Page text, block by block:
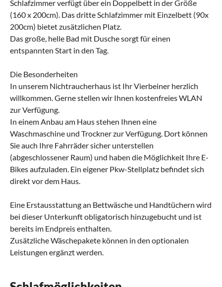
Schlafzimmer verfügt über ein Doppelbett in der Größe
(160 x 200cm). Das dritte Schlafzimmer mit Einzelbett (90x
200cm) bietet zusätzlichen Platz.
Das große, helle Bad mit Dusche sorgt für einen
entspannten Start in den Tag.
Die Besonderheiten
In unserem Nichtraucherhaus ist Ihr Vierbeiner herzlich
willkommen. Gerne stellen wir Ihnen kostenfreies WLAN
zur Verfügung.
In einem Anbau am Haus stehen Ihnen eine
Waschmaschine und Trockner zur Verfügung. Dort können
Sie auch Ihre Fahrräder sicher unterstellen
(abgeschlossener Raum) und haben die Möglichkeit Ihre E-
Bikes aufzuladen. Ein eigener Pkw-Stellplatz befindet sich
direkt vor dem Haus.
Eine Erstausstattung an Bettwäsche und Handtüchern wird
bei dieser Unterkunft obligatorisch hinzugebucht und ist
bereits im Endpreis enthalten.
Zusätzliche Wäschepakete können in den optionalen
Leistungen ergänzt werden.